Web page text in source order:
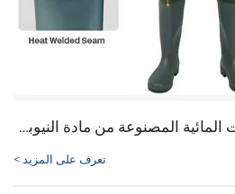
لماذا تُوصى بارتداء البدلات المائية المصنوعة من مادة النيوبرين للمبتدئين الذين يبحثون عن حماية بأسعار معقولة؟
تعرف على المزيد >